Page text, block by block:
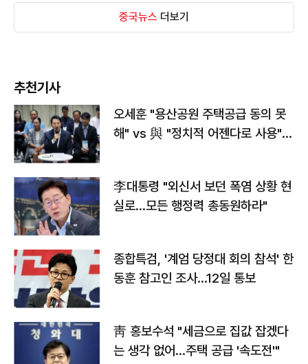
중국뉴스 더보기
추천기사
오세훈 "용산공원 주택공급 동의 못
해" vs 與 "정치적 어젠다로 사용"
李대통령 "외신서 보던 폭염 상황 현
실로…모든 행정력 총동원하라"
종합특검, '계엄 당정대 회의 참석' 한
동훈 참고인 조사...12일 통보
靑 홍보수석 "세금으로 집값 잡겠다
는 생각 없어…주택 공급 '속도전'"